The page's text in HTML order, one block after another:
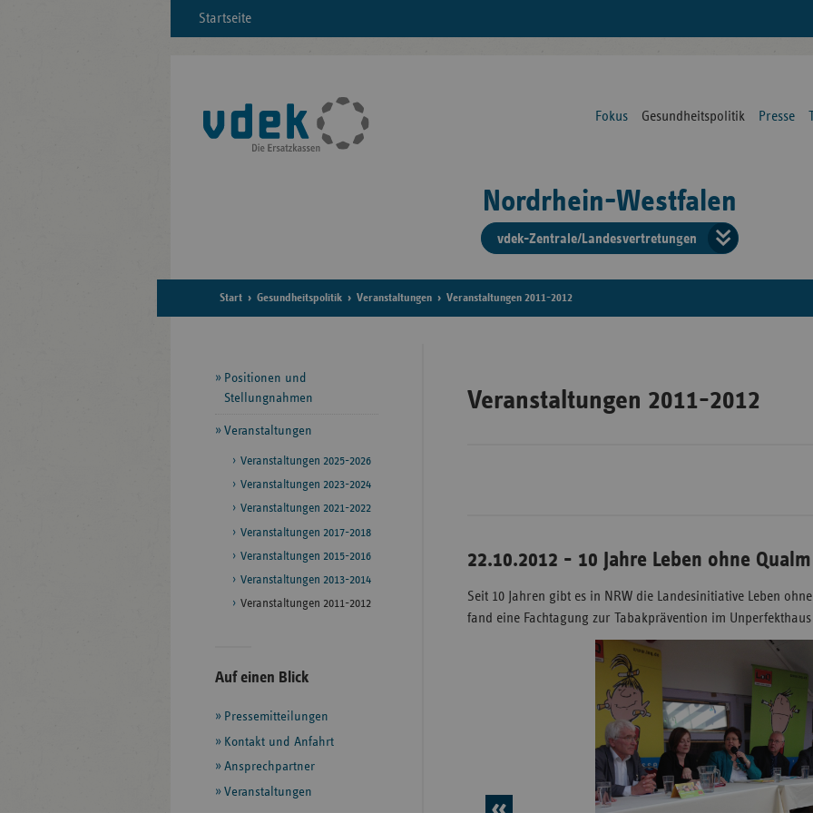
Startseite
Fokus Gesundheitspolitik Presse
Nordrhein-Westfalen
vdek-Zentrale/Landesvertretungen
der
Start Gesundheitspolitik Veranstaltungen Veranstaltungen 2011-2012
Veranstaltungen 2011-2012
22.10.2012 - 10 Jahre Leben ohne Qualm
Seit 10 Jahren gibt es in NRW die Landesinitiative Leben
fand eine Fachtagung zur Tabakprävention im Unperfekthaus
Seitennavigation
Positionen und
Stellungnahmen
Veranstaltungen
Veranstaltungen 2025-2026
Veranstaltungen 2023-2024
Veranstaltungen 2021-2022
Veranstaltungen 2017-2018
Veranstaltungen 2015-2016
Veranstaltungen 2013-2014
Veranstaltungen 2011-2012
Seitenleiste
weiteren
Informationen
Auf einen Blick
Pressemitteilungen
Kontakt und Anfahrt
Ansprechpartner
Veranstaltungen